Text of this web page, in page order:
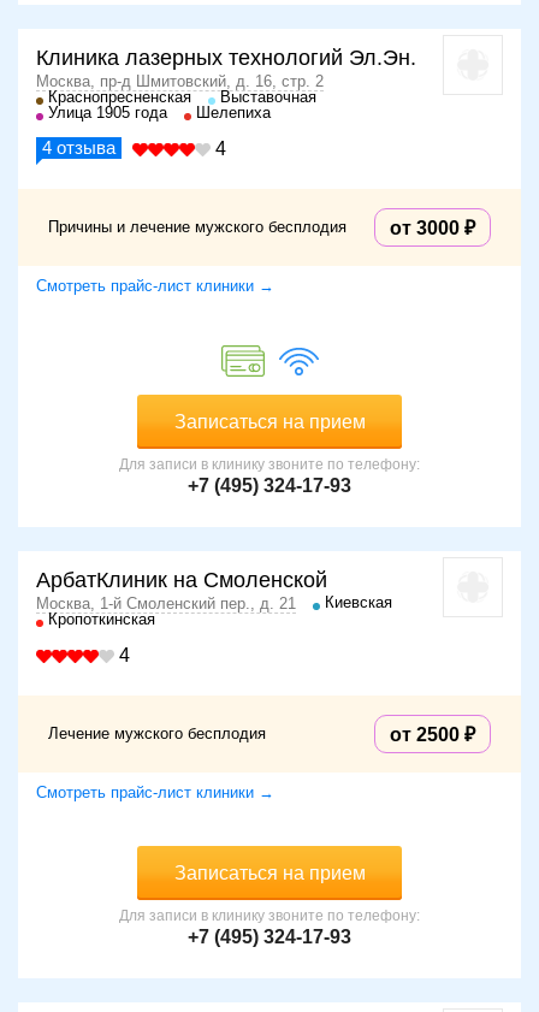
Клиника лазерных технологий Эл.Эн.
Москва, пр-д Шмитовский, д. 16, стр. 2
Краснопресненская
Выставочная
Улица 1905 года
Шелепиха
4 отзыва 4
Причины и лечение мужского бесплодия от 3000
Смотреть прайс-лист клиники →
Записаться на прием
Для записи в клинику звоните по телефону:
+7 (495) 324-17-93
АрбатКлиник на Смоленской
Москва, 1-й Смоленский пер., д. 21
Киевская
Кропоткинская
4
Лечение мужского бесплодия от 2500
Смотреть прайс-лист клиники →
Записаться на прием
Для записи в клинику звоните по телефону:
+7 (495) 324-17-93